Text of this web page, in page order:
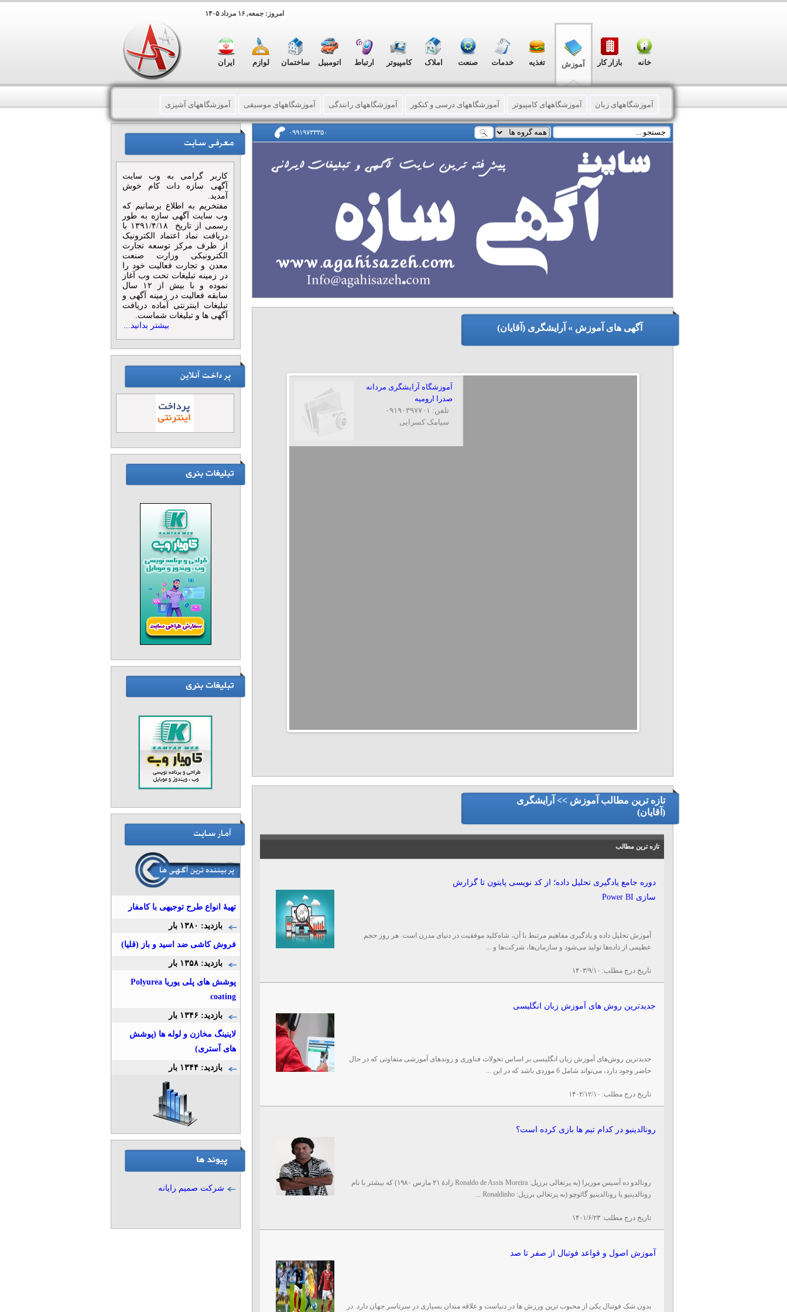
امروز: جمعه, ۱۶ مرداد ۱۴۰۵
خانه بازار کار آموزش تغذیه خدمات صنعت املاک کامپیوتر ارتباط اتومبیل ساختمان لوازم ایران
آموزشگاههای زبان آموزشگاههای کامپیوتر آموزشگاههای درسی و کنکور آموزشگاههای رانندگی آموزشگاههای موسیقی آموزشگاههای آشپزی
تدریس خصوصی زبان تدریس خصوصی کامپیوتر تدریس خصوصی دروس پایه تدریس خصوصی رانندگی تدریس خصوصی آشپزی
تدریس خصوصی موسیقی دروس و پروژه های دانشگاهی آرایشگری (آقایان) کتابهای آموزشی
پزشکی
۰۹۹۱۹۷۳۳۳۵۰
آگهی های آموزش » آرایشگری (آقایان)
آموزشگاه آرایشگری مردانه
صدرا ارومیه
سیامک کسرایی
تلفن: ۰۹۱۹۰۳۹۷۷۰۱
تازه ترین مطالب آموزش >> آرایشگری
(آقایان)
تازه ترین مطالب
دوره جامع یادگیری تحلیل داده؛ از کد نویسی پایتون تا گزارش
سازی Power BI
آموزش تحلیل داده و یادگیری مفاهیم مرتبط با آن، شاه‌کلید موفقیت در دنیای مدرن است. هر روز حجم
عظیمی از داده‌ها تولید می‌شود و سازمان‌ها، شرکت‌ها و ...
تاریخ درج مطلب: ۱۴۰۳/۹/۱۰
جدیدترین روش های آموزش زبان انگلیسی
جدیدترین روش‌های آموزش زبان انگلیسی بر اساس تحولات فناوری و روند‌های آموزشی متفاوتی که در حال
حاضر وجود دارد، می‌تواند شامل 6 موردی باشد که در این ...
تاریخ درج مطلب: ۱۴۰۲/۱۲/۱۰
رونالدینیو در کدام تیم ها بازی کرده است؟
رونالدو ده آسیس موریرا (به پرتغالی برزیل: Ronaldo de Assis Moreira زادهٔ ۲۱ مارس ۱۹۸۰) که بیشتر با نام
رونالدینیو یا رونالدینیو گائوچو (به پرتغالی برزیل: Ronaldinho ...
تاریخ درج مطلب:۱۴۰۱/۶/۲۳
آموزش اصول و قواعد فوتبال از صفر تا صد
بدون شک فوتبال یکی از محبوب ترین ورزش ها در دنیاست و علاقه مندان بسیاری در سرتاسر جهان دارد. در
کاربر گرامی به وب سایت
آگهی سازه دات کام خوش
آمدید.
مفتخریم به اطلاع برسانیم که
وب سایت آگهی سازه به طور
رسمی از تاریخ ۱۳۹۱/۴/۱۸ با
دریافت نماد اعتماد الکترونیک
از طرف مرکز توسعه تجارت
الکترونیکی وزارت صنعت
معدن و تجارت فعالیت خود را
در زمینه تبلیغات تحت وب آغاز
نموده و با بیش از ۱۲ سال
سابقه فعالیت در زمینه آگهی و
تبلیغات اینترنتی آماده دریافت
آگهی ها و تبلیغات شماست.
بیشتر بدانید...
تهیۀ انواع طرح توجیهی با کامفار
بازدید: ۱۳۸۰ بار
فروش کاشی ضد اسید و باز (قلیا)
بازدید: ۱۳۵۸ بار
پوشش های پلی یوریا Polyurea
coating
بازدید: ۱۳۴۶ بار
لاینینگ مخازن و لوله ها (پوشش
های آستری)
بازدید: ۱۳۴۴ بار
شرکت صمیم رایانه